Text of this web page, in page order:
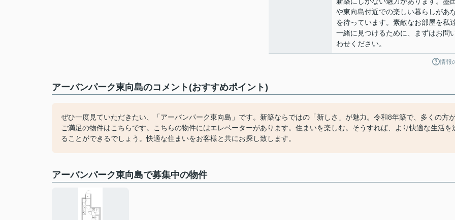
や東向島付近での楽しい暮らしがあ
を待っています。素敵なお部屋を私
一緒に見つけるために、まずはお問
わせください。
情報
アーバンパーク東向島のコメント(おすすめポイント)
ぜひ一度見ていただきたい、「アーバンパーク東向島」です。新築ならではの「新しさ」が魅力。令和8年築で、多くの方
ご満足の物件はこちらです。こちらの物件にはエレベーターがあります。住まいを楽しむ。そうすれば、より快適な生活を
ることができるでしょう。快適な住まいをお客様と共にお探し致します。
アーバンパーク東向島で募集中の物件